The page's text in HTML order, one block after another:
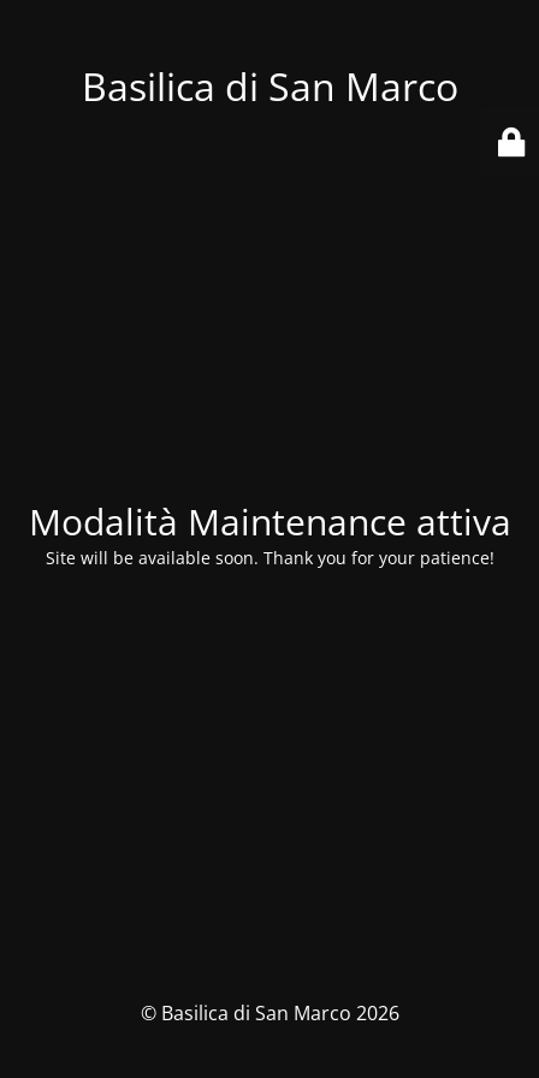
Basilica di San Marco
Modalità Maintenance attiva
Site will be available soon. Thank you for your patience!
© Basilica di San Marco 2026